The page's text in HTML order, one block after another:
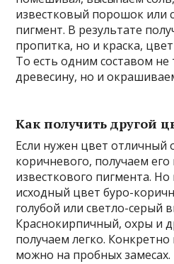
известковый порошок или
пигмент. В результате
пропитка, но и краска,
То есть одним составом
древесину, но и
Как получить другой
Если нужен цвет отличный
коричневого, получаем
известкового пигмента.
исходный цвет буро-
голубой или светло-серый
Краснокирпичный, охры и
получаем легко.
можно на пробных замесах.